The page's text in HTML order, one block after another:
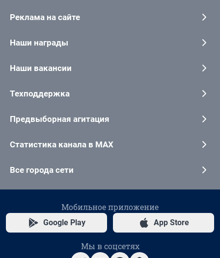
Реклама на сайте
Наши награды
Наши вакансии
Техподдержка
Предвыборная агитация
Статистика канала в MAX
Все города сети
Мобильное приложение
Google Play App Store
Мы в соцсетях